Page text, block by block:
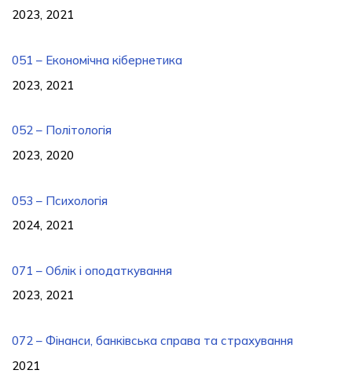
2023, 2021
051 – Економічна кібернетика
2023, 2021
052 – Політологія
2023, 2020
053 – Психологія
2024, 2021
071 – Облік і оподаткування
2023, 2021
072 – Фінанси, банківська справа та страхування
2021